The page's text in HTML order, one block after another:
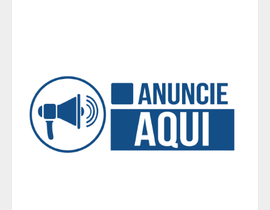
5
transformar o WhatsApp em um
canal menos confiável para os
usuários, diz especialista
Entrada na escolinha não significa